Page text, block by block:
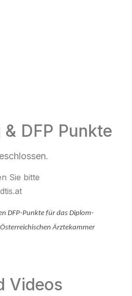
DFP Punkte
Sie bitte
DFP-Punkte für das Diplom-
Ärztekammer
Videos